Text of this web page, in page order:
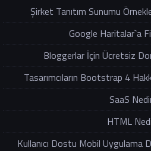
Şirket Tanıtım Sunumu
Google Haritalar`a
Bloggerlar İçin Ücretsiz
Tasarımcıların Bootstrap 4
SaaS
HTML
Kullanıcı Dostu Mobil Uygulama